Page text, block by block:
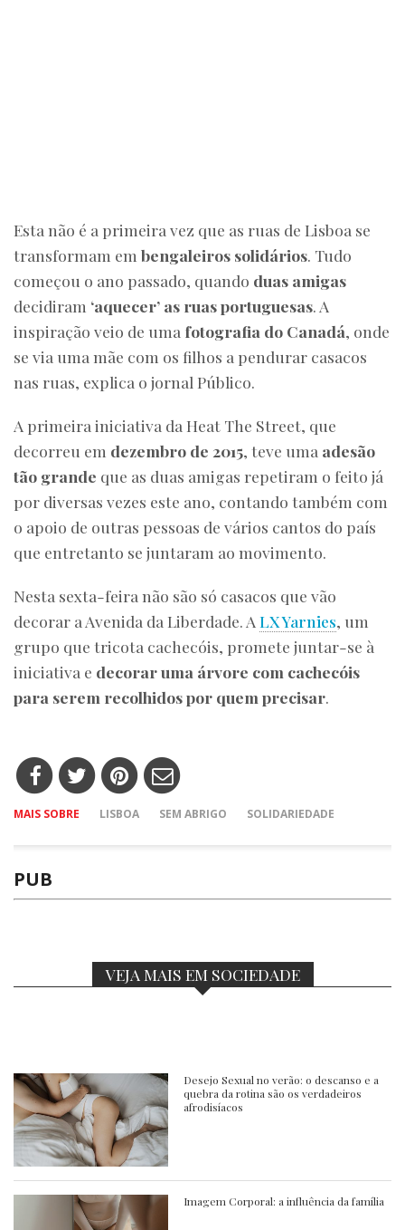
Esta não é a primeira vez que as ruas de Lisboa se
transformam em bengaleiros solidários. Tudo
começou o ano passado, quando duas amigas
decidiram ‘aquecer’ as ruas portuguesas. A
inspiração veio de uma fotografia do Canadá, onde
se via uma mãe com os filhos a pendurar casacos
nas ruas, explica o jornal Público.
A primeira iniciativa da Heat The Street, que
decorreu em dezembro de 2015, teve uma adesão
tão grande que as duas amigas repetiram o feito já
por diversas vezes este ano, contando também com
o apoio de outras pessoas de vários cantos do país
que entretanto se juntaram ao movimento.
Nesta sexta-feira não são só casacos que vão
decorar a Avenida da Liberdade. A LX Yarnies, um
grupo que tricota cachecóis, promete juntar-se à
iniciativa e decorar uma árvore com cachecóis
para serem recolhidos por quem precisar.
MAIS SOBRE LISBOA SEM ABRIGO SOLIDARIEDADE
PUB
VEJA MAIS EM SOCIEDADE
Desejo Sexual no verão: o descanso e a
quebra da rotina são os verdadeiros
afrodisíacos
Imagem Corporal: a influência da família